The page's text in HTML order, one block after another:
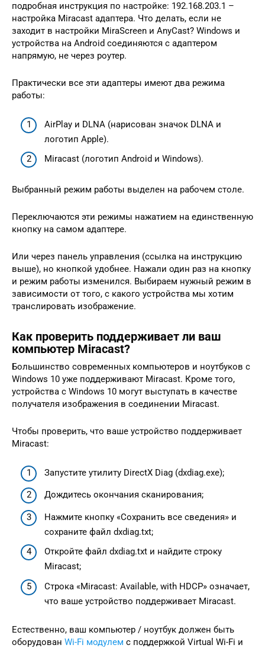
подробная инструкция по настройке: 192.168.203.1 –
настройка Miracast адаптера. Что делать, если не
заходит в настройки MiraScreen и AnyCast? Windows и
устройства на Android соединяются с адаптером
напрямую, не через роутер.
Практически все эти адаптеры имеют два режима
работы:
AirPlay и DLNA (нарисован значок DLNA и
логотип Apple).
Miracast (логотип Android и Windows).
Выбранный режим работы выделен на рабочем столе.
Переключаются эти режимы нажатием на единственную
кнопку на самом адаптере.
Или через панель управления (ссылка на инструкцию
выше), но кнопкой удобнее. Нажали один раз на кнопку
и режим работы изменился. Выбираем нужный режим в
зависимости от того, с какого устройства мы хотим
транслировать изображение.
Как проверить поддерживает ли ваш
компьютер Miracast?
Большинство современных компьютеров и ноутбуков с
Windows 10 уже поддерживают Miracast. Кроме того,
устройства с Windows 10 могут выступать в качестве
получателя изображения в соединении Miracast.
Чтобы проверить, что ваше устройство поддерживает
Miracast:
Запустите утилиту DirectX Diag (dxdiag.exe);
Дождитесь окончания сканирования;
Нажмите кнопку «Сохранить все сведения» и
сохраните файл dxdiag.txt;
Откройте файл dxdiag.txt и найдите строку
Miracast;
Строка «Miracast: Available, with HDCP» означает,
что ваше устройство поддерживает Miracast.
Естественно, ваш компьютер / ноутбук должен быть
оборудован Wi-Fi модулем с поддержкой Virtual Wi-Fi и